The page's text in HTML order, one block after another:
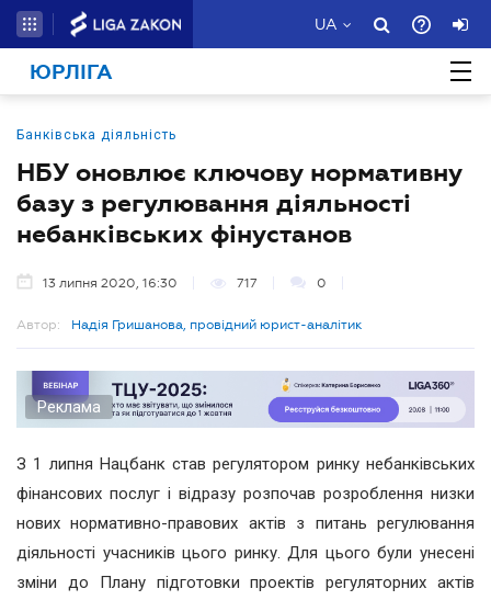
UA
ЮРЛІГА
Банківська діяльність
НБУ оновлює ключову нормативну
базу з регулювання діяльності
небанківських фінустанов
13 липня 2020, 16:30 717 0
Автор: Надія Гришанова, провідний юрист-аналітик
Реклама
З 1 липня Нацбанк став регулятором ринку небанківських
фінансових послуг і відразу розпочав розроблення низки
нових нормативно-правових актів з питань регулювання
діяльності учасників цього ринку. Для цього були унесені
зміни до Плану підготовки проектів регуляторних актів